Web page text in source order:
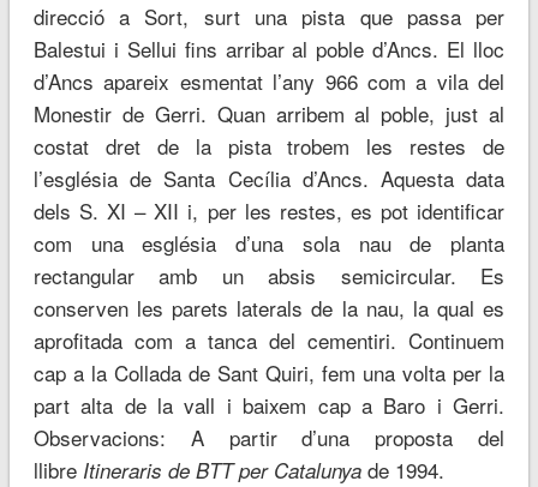
direcció a Sort, surt una pista que passa per
Balestui i Sellui fins arribar al poble d’Ancs. El lloc
d’Ancs apareix esmentat l’any 966 com a vila del
Monestir de Gerri. Quan arribem al poble, just al
costat dret de la pista trobem les restes de
l’església de Santa Cecília d’Ancs. Aquesta data
dels S. XI – XII i, per les restes, es pot identificar
com una església d’una sola nau de planta
rectangular amb un absis semicircular. Es
conserven les parets laterals de la nau, la qual es
aprofitada com a tanca del cementiri. Continuem
cap a la Collada de Sant Quiri, fem una volta per la
part alta de la vall i baixem cap a Baro i Gerri.
Observacions: A partir d’una proposta del
llibre Itineraris de BTT per Catalunyade 1994.